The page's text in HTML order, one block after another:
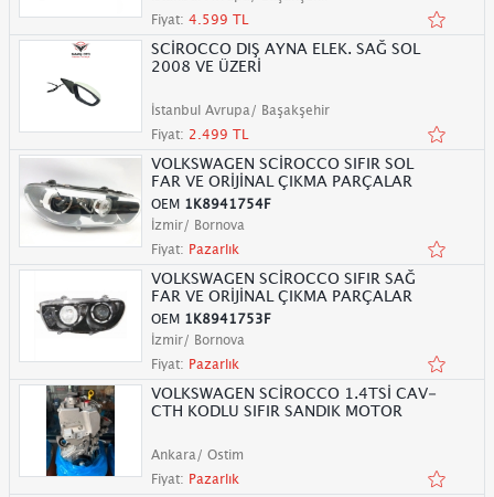
Fiyat: 4.599 TL
SCİROCCO DIŞ AYNA ELEK. SAĞ SOL
2008 VE ÜZERİ
İstanbul Avrupa/ Başakşehir
Fiyat: 2.499 TL
VOLKSWAGEN SCİROCCO SIFIR SOL
FAR VE ORİJİNAL ÇIKMA PARÇALAR
OEM 1K8941754F
İzmir/ Bornova
Fiyat: Pazarlık
VOLKSWAGEN SCİROCCO SIFIR SAĞ
FAR VE ORİJİNAL ÇIKMA PARÇALAR
OEM 1K8941753F
İzmir/ Bornova
Fiyat: Pazarlık
VOLKSWAGEN SCİROCCO 1.4TSİ CAV-
CTH KODLU SIFIR SANDIK MOTOR
Ankara/ Ostim
Fiyat: Pazarlık